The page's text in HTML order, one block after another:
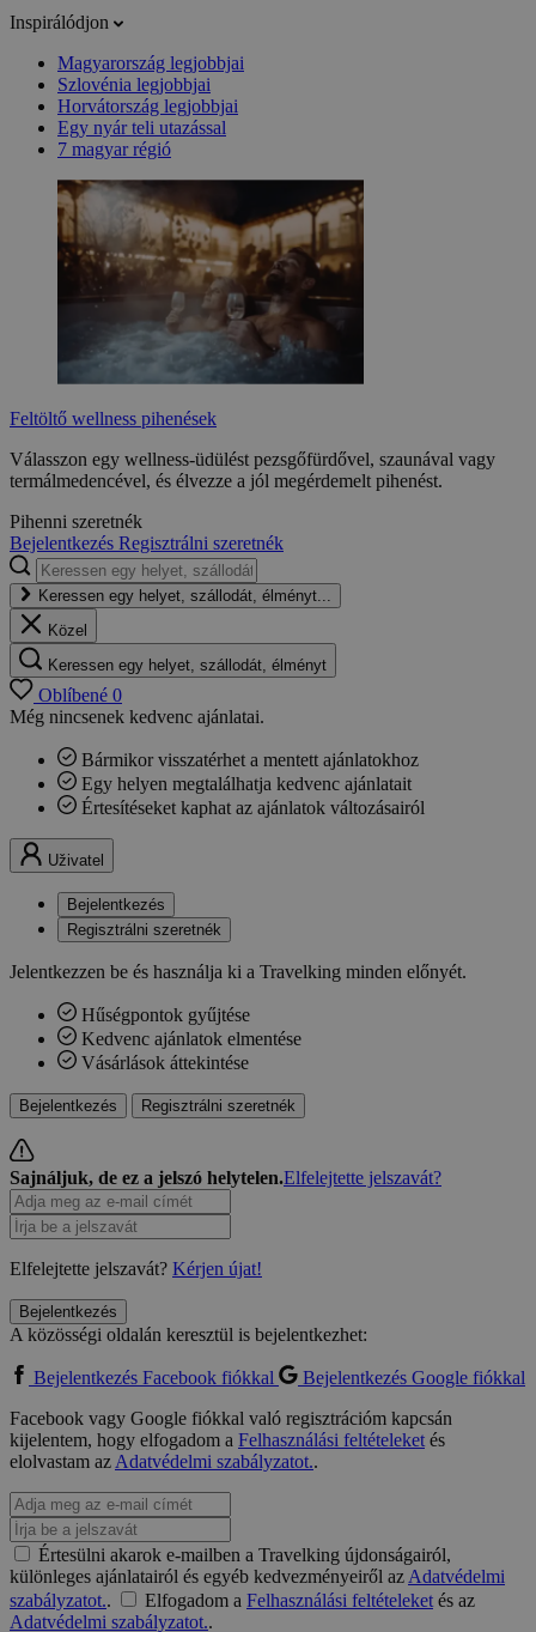
Inspirálódjon
Magyarország legjobbjai
Szlovénia legjobbjai
Horvátország legjobbjai
Egy nyár teli utazással
7 magyar régió
Feltöltő wellness pihenések
Válasszon egy wellness-üdülést pezsgőfürdővel, szaunával vagy
termálmedencével, és élvezze a jól megérdemelt pihenést.
Pihenni szeretnék
Bejelentkezés Regisztrálni szeretnék
Keressen egy helyet, szállodát, élményt...
Közel
Keressen egy helyet, szállodát, élményt
Oblíbené 0
Még nincsenek kedvenc ajánlatai.
Bármikor visszatérhet a mentett ajánlatokhoz
Egy helyen megtalálhatja kedvenc ajánlatait
Értesítéseket kaphat az ajánlatok változásairól
Uživatel
Bejelentkezés
Regisztrálni szeretnék
Jelentkezzen be és használja ki a Travelking minden előnyét.
Hűségpontok gyűjtése
Kedvenc ajánlatok elmentése
Vásárlások áttekintése
Bejelentkezés Regisztrálni szeretnék
Sajnáljuk, de ez a jelszó helytelen.Elfelejtette jelszavát?
Elfelejtette jelszavát? Kérjen újat!
Bejelentkezés
A közösségi oldalán keresztül is bejelentkezhet:
Bejelentkezés Facebook fiókkal
Bejelentkezés Google fiókkal
Facebook vagy Google fiókkal való regisztrációm kapcsán
kijelentem, hogy elfogadom a Felhasználási feltételeketés
elolvastam azAdatvédelmi szabályzatot..
Értesülni akarok e-mailben a Travelking újdonságairól,
különleges ajánlatairól és egyéb kedvezményeiről azAdatvédelmi
szabályzatot.. Elfogadom a Felhasználási feltételeketés az
Adatvédelmi szabályzatot..